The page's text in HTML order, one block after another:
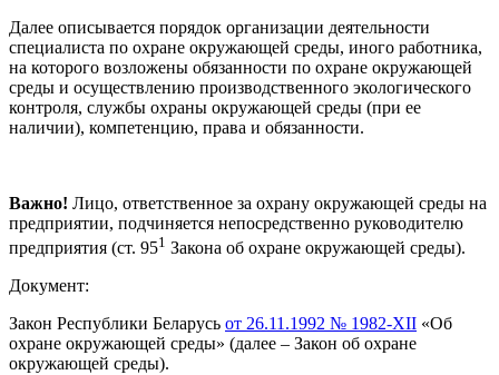
Далее описывается порядок организации деятельности
специалиста по охране окружающей среды, иного работника,
на которого возложены обязанности по охране окружающей
среды и осуществлению производственного экологического
контроля, службы охраны окружающей среды (при ее
наличии), компетенцию, права и обязанности.
Важно! Лицо, ответственное за охрану окружающей среды на
предприятии, подчиняется непосредственно руководителю
предприятия (ст. 951 Закона об охране окружающей среды).
Документ:
Закон Республики Беларусь от 26.11.1992 № 1982-XII «Об
охране окружающей среды» (далее – Закон об охране
окружающей среды).